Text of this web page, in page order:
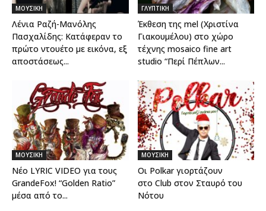
ΜΟΥΣΙΚΗ
Λένια Ραζή-Μανόλης
Πασχαλίδης: Kατάφεραν το
πρώτο ντουέτο με εικόνα, εξ
αποστάσεως...
ΓΛΥΠΤΙΚΗ
Έκθεση της mel (Χριστίνα
Για­κουµέλου) στο χώρο
τέχνης mosaico fine art
studio “Περί Πέπλων...
ΜΟΥΣΙΚΗ
Νέο LYRIC VIDEO για τους
GrandeFox! “Golden Ratio”
μέσα από το...
ΜΟΥΣΙΚΗ
Οι Polkar γιορτάζουν
στο Club στον Σταυρό του
Νότου